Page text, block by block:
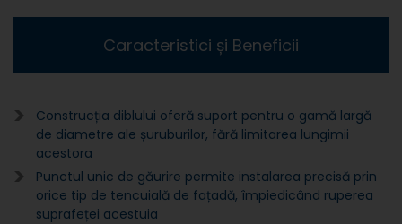
Caracteristici și Beneficii
Construcția diblului oferă suport pentru o gamă largă
de diametre ale șuruburilor, fără limitarea lungimii
acestora
Punctul unic de găurire permite instalarea precisă prin
orice tip de tencuială de fațadă, împiedicând ruperea
suprafeței acestuia